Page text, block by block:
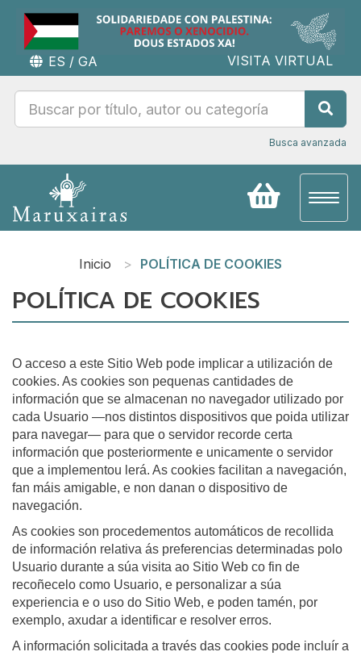
ES / GA VISITA VIRTUAL
Busca avanzada
Inicio POLÍTICA DE COOKIES
POLÍTICA DE COOKIES
O acceso a este Sitio Web pode implicar a utilización de
cookies. As cookies son pequenas cantidades de
información que se almacenan no navegador utilizado por
cada Usuario —nos distintos dispositivos que poida utilizar
para navegar— para que o servidor recorde certa
información que posteriormente e unicamente o servidor
que a implementou lerá. As cookies facilitan a navegación,
fan máis amigable, e non danan o dispositivo de
navegación.
As cookies son procedementos automáticos de recollida
de información relativa ás preferencias determinadas polo
Usuario durante a súa visita ao Sitio Web co fin de
recoñecelo como Usuario, e personalizar a súa
experiencia e o uso do Sitio Web, e poden tamén, por
exemplo, axudar a identificar e resolver erros.
A información solicitada a través das cookies pode incluír a